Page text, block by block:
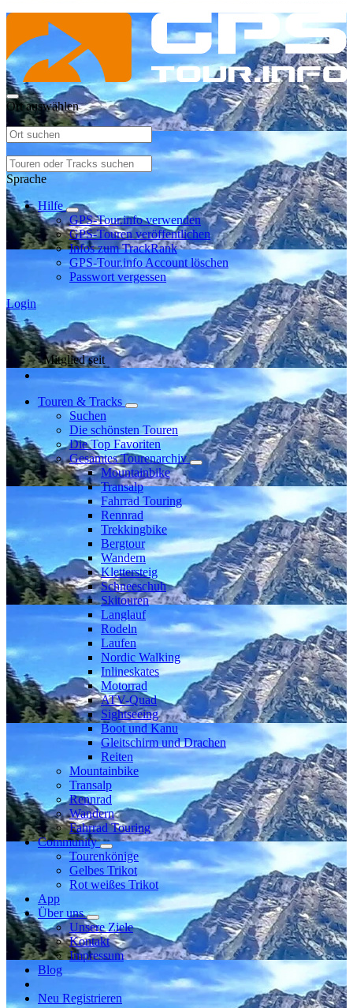
Ort auswählen
Sprache
Hilfe
GPS-Tour.info verwenden
GPS-Touren veröffentlichen
Infos zum TrackRank
GPS-Tour.info Account löschen
Passwort vergessen
Login
Mitglied seit
Touren & Tracks
Suchen
Die schönsten Touren
Die Top Favoriten
Gesamtes Tourenarchiv
Mountainbike
Transalp
Fahrrad Touring
Rennrad
Trekkingbike
Bergtour
Wandern
Klettersteig
Schneeschuh
Skitouren
Langlauf
Rodeln
Laufen
Nordic Walking
Inlineskates
Motorrad
ATV-Quad
Sightseeing
Boot und Kanu
Gleitschirm und Drachen
Reiten
Mountainbike
Transalp
Rennrad
Wandern
Fahrrad Touring
Community
Tourenkönige
Gelbes Trikot
Rot weißes Trikot
App
Über uns
Unsere Ziele
Kontakt
Impressum
Blog
Neu Registrieren